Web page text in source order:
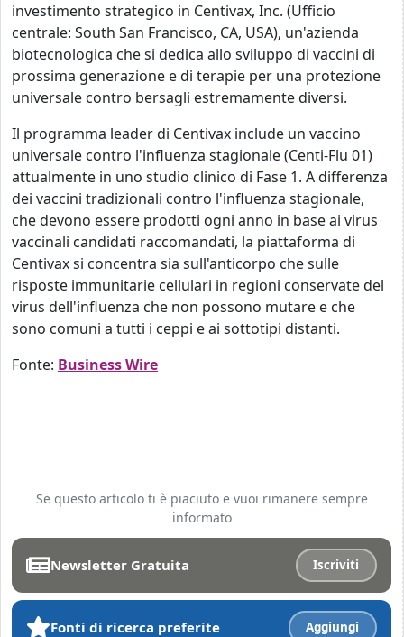
investimento strategico in Centivax, Inc. (Ufficio
centrale: South San Francisco, CA, USA), un'azienda
biotecnologica che si dedica allo sviluppo di vaccini di
prossima generazione e di terapie per una protezione
universale contro bersagli estremamente diversi.
Il programma leader di Centivax include un vaccino
universale contro l'influenza stagionale (Centi-Flu 01)
attualmente in uno studio clinico di Fase 1. A differenza
dei vaccini tradizionali contro l'influenza stagionale,
che devono essere prodotti ogni anno in base ai virus
vaccinali candidati raccomandati, la piattaforma di
Centivax si concentra sia sull'anticorpo che sulle
risposte immunitarie cellulari in regioni conservate del
virus dell'influenza che non possono mutare e che
sono comuni a tutti i ceppi e ai sottotipi distanti.
Fonte: Business Wire
Se questo articolo ti è piaciuto e vuoi rimanere sempre
informato
Newsletter Gratuita Iscriviti
Fonti di ricerca preferite Aggiungi